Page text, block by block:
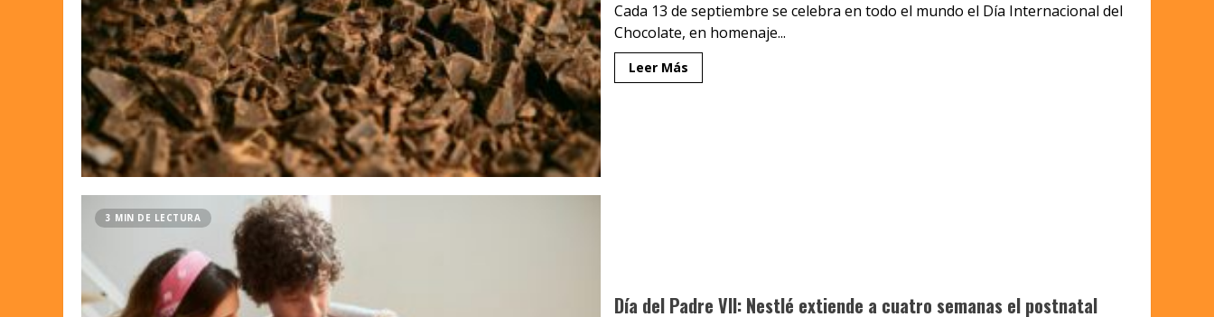
Cada 13 de septiembre se celebra en todo el mundo el Día Internacional del
Chocolate, en homenaje...
Leer Más
3 MIN DE LECTURA
Día del Padre VII: Nestlé extiende a cuatro semanas el postnatal